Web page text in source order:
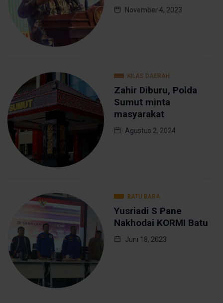
November 4, 2023
KILAS DAERAH
Zahir Diburu, Polda
Sumut minta
masyarakat
Agustus 2, 2024
BATU BARA
Yusriadi S Pane
Nakhodai KORMI Batu
Juni 18, 2023